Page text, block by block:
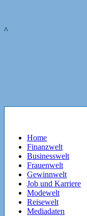
^
Home
Finanzwelt
Businesswelt
Frauenwelt
Gewinnwelt
Job und Karriere
Modewelt
Reisewelt
Mediadaten